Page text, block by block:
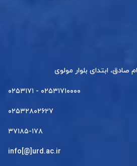
صادق، ابتدای بلوار مولوی
۰۲۵۳۱۷۱۰۰۰۰ - ۰۲۵۳۱۷۱
۰۲۵۳۲۸۰۲۶۲۷
۳۷۱۸۵-۱۷۸
info[@]urd.ac.ir